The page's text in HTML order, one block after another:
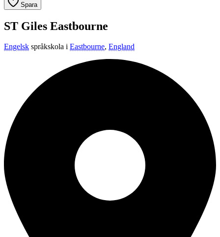
Spara
ST Giles Eastbourne
Engelsk språkskola i Eastbourne, England